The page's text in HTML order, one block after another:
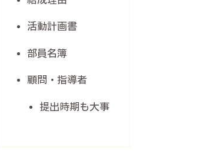
活動計画書
部員名簿
顧問・指導者
提出時期も大事